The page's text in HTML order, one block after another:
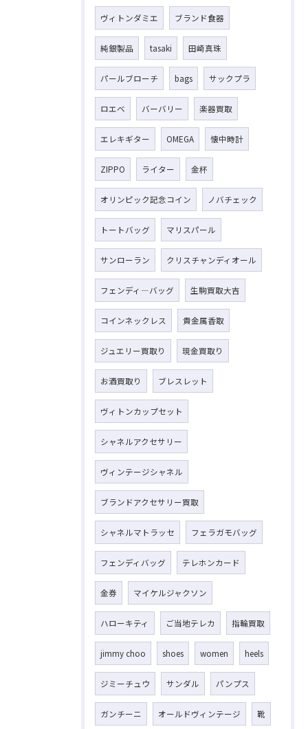
ヴィトンダミエ ブランド食器
純銀製品 tasaki 田崎真珠
パールブローチ bags サックプラ
ロエベ バーバリー 楽器買取
エレキギター OMEGA 懐中時計
ZIPPO ライター 金杯
オリンピック記念コイン ノバチェック
トートバッグ マリスパール
サンローラン クリスチャンディオール
フェンディ―バッグ 生駒買取大吉
コインネックレス 貴金属香取
ジュエリー買取り 現金買取り
お酒買取り ブレスレット
ヴィトンカップセット
シャネルアクセサリー
ヴィンテージシャネル
ブランドアクセサリー買取
シャネルマトラッセ フェラガモバッグ
フェンディバッグ テレホンカード
金券 マイケルジャクソン
ハローキティ ご当地テレカ 指輪買取
jimmy choo shoes women heels
ジミーチュウ サンダル パンプス
ガンチーニ オールドヴィンテージ 靴